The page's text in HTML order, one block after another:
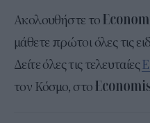
Ακολουθήστε το
μάθετε πρώτοι όλες τις
Δείτε όλες τις τελευταίες
τον Κόσμο, στο